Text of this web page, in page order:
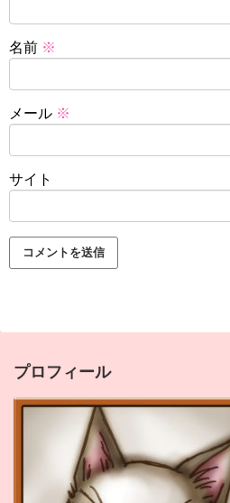
名前 ※
メール ※
サイト
プロフィール